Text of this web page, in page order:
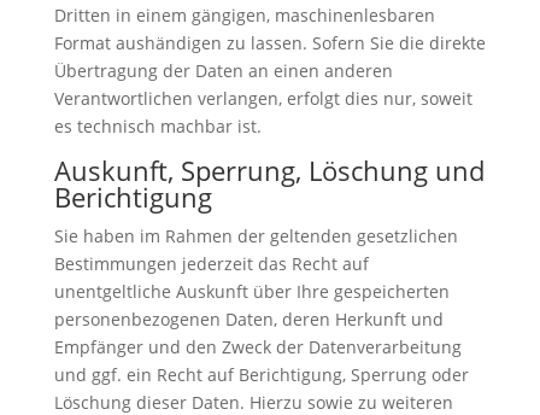
Dritten in einem gängigen, maschinenlesbaren
Format aushändigen zu lassen. Sofern Sie die direkte
Übertragung der Daten an einen anderen
Verantwortlichen verlangen, erfolgt dies nur, soweit
es technisch machbar ist.
Auskunft, Sperrung, Löschung und
Berichtigung
Sie haben im Rahmen der geltenden gesetzlichen
Bestimmungen jederzeit das Recht auf
unentgeltliche Auskunft über Ihre gespeicherten
personenbezogenen Daten, deren Herkunft und
Empfänger und den Zweck der Datenverarbeitung
und ggf. ein Recht auf Berichtigung, Sperrung oder
Löschung dieser Daten. Hierzu sowie zu weiteren